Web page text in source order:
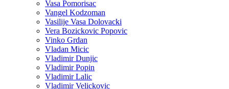
Vasa Pomorisac
Vangel Kodzoman
Vasilije Vasa Dolovacki
Vera Bozickovic Popovic
Vinko Grdan
Vladan Micic
Vladimir Dunjic
Vladimir Popin
Vladimir Lalic
Vladimir Velickovic